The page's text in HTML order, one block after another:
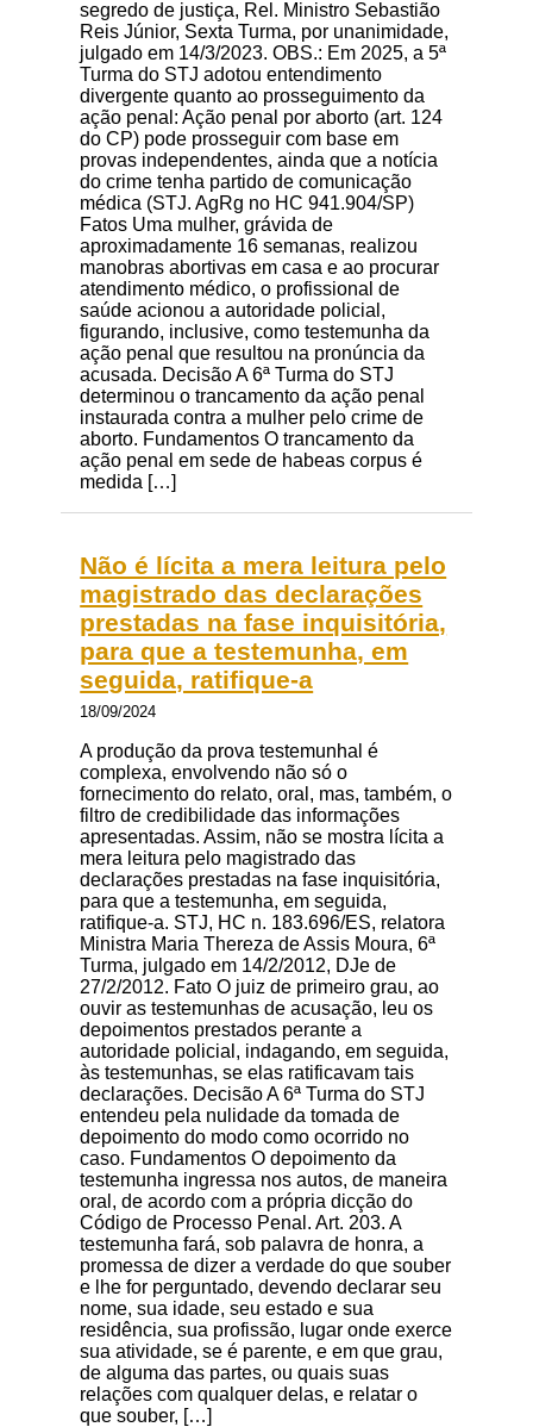
segredo de justiça, Rel. Ministro Sebastião
Reis Júnior, Sexta Turma, por unanimidade,
julgado em 14/3/2023. OBS.: Em 2025, a 5ª
Turma do STJ adotou entendimento
divergente quanto ao prosseguimento da
ação penal: Ação penal por aborto (art. 124
do CP) pode prosseguir com base em
provas independentes, ainda que a notícia
do crime tenha partido de comunicação
médica (STJ. AgRg no HC 941.904/SP)
Fatos Uma mulher, grávida de
aproximadamente 16 semanas, realizou
manobras abortivas em casa e ao procurar
atendimento médico, o profissional de
saúde acionou a autoridade policial,
figurando, inclusive, como testemunha da
ação penal que resultou na pronúncia da
acusada. Decisão A 6ª Turma do STJ
determinou o trancamento da ação penal
instaurada contra a mulher pelo crime de
aborto. Fundamentos O trancamento da
ação penal em sede de habeas corpus é
medida […]
Não é lícita a mera leitura pelo
magistrado das declarações
prestadas na fase inquisitória,
para que a testemunha, em
seguida, ratifique-a
18/09/2024
A produção da prova testemunhal é
complexa, envolvendo não só o
fornecimento do relato, oral, mas, também, o
filtro de credibilidade das informações
apresentadas. Assim, não se mostra lícita a
mera leitura pelo magistrado das
declarações prestadas na fase inquisitória,
para que a testemunha, em seguida,
ratifique-a. STJ, HC n. 183.696/ES, relatora
Ministra Maria Thereza de Assis Moura, 6ª
Turma, julgado em 14/2/2012, DJe de
27/2/2012. Fato O juiz de primeiro grau, ao
ouvir as testemunhas de acusação, leu os
depoimentos prestados perante a
autoridade policial, indagando, em seguida,
às testemunhas, se elas ratificavam tais
declarações. Decisão A 6ª Turma do STJ
entendeu pela nulidade da tomada de
depoimento do modo como ocorrido no
caso. Fundamentos O depoimento da
testemunha ingressa nos autos, de maneira
oral, de acordo com a própria dicção do
Código de Processo Penal. Art. 203. A
testemunha fará, sob palavra de honra, a
promessa de dizer a verdade do que souber
e lhe for perguntado, devendo declarar seu
nome, sua idade, seu estado e sua
residência, sua profissão, lugar onde exerce
sua atividade, se é parente, e em que grau,
de alguma das partes, ou quais suas
relações com qualquer delas, e relatar o
que souber, […]